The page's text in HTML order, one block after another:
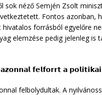
sok néző Semjén Zsolt
Fontos azonban,
forrásból egyelőre
elemzése pedig jelenleg is
𝗳𝗲𝗹𝗳𝗼𝗿𝗿𝘁 𝗮
felbolydultak. A